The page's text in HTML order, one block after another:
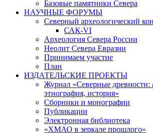
Базовые памятники Севера
НАУЧНЫЕ ФОРУМЫ
Северный археологический
САК-VI
Археология Севера России
Неолит Севера Евразии
Принимаем участие
План
ИЗДАТЕЛЬСКИЕ ПРОЕКТЫ
Журнал «Северные древности:
этнография, история»
Сборники и монографии
Публикации
Электронная библиотека
«ХМАО в зеркале прошлого»